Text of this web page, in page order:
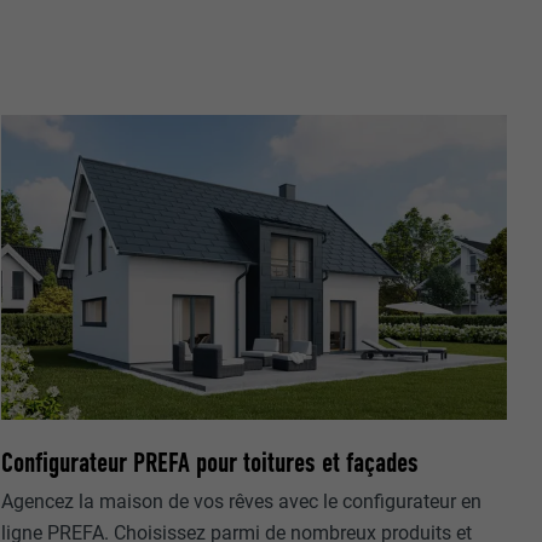
Configurateur PREFA pour toitures et façades
Agencez la maison de vos rêves avec le configurateur en
ligne PREFA. Choisissez parmi de nombreux produits et
cookies. Ne
« Suivez-